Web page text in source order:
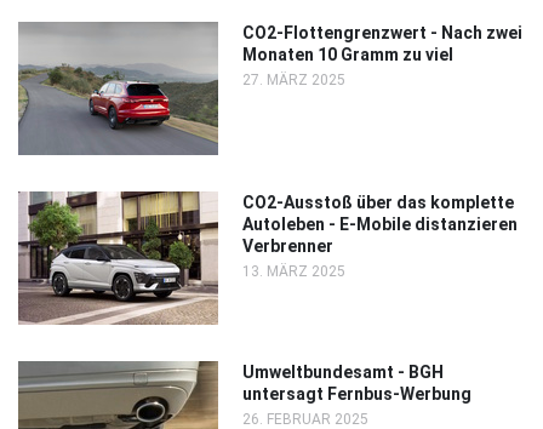
CO2-Flottengrenzwert - Nach zwei
Monaten 10 Gramm zu viel
27. MÄRZ 2025
CO2-Ausstoß über das komplette
Autoleben - E-Mobile distanzieren
Verbrenner
13. MÄRZ 2025
Umweltbundesamt - BGH
untersagt Fernbus-Werbung
26. FEBRUAR 2025